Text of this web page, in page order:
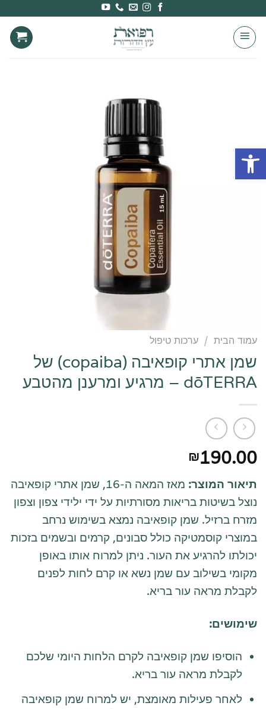
פתח סרגל נגישות
content
עמוד הבית / ערכות טיפול
שמן אתרי קופאיבה (copaiba) של
dōTERRA – מרגיע ומרענן מהטבע
₪190.00
תיאור המוצר:
מאז המאה ה-16, שמן אתרי קופאיבה
נוצל בשיטות בריאות מסורתיות על ידי ילידי צפון וצפון
מזרח ברזיל. שמן קופאיבה נמצא בשימוש נרחב
במוצרי קוסמטיקה כולל סבונים, קרמים ובשמים בזכות
יכולתו להרגיע את העור. ניתן למרוח אותו באופן
מקומי בשילוב עם שמן נשא או קרם לחות לפנים
לקבלת מראה עור בריא.
שימושים:
הוסיפו שמן קופאיבה לקרם הלחות היומי שלכם
לקבלת מראה עור בריא.
לאחר פעילות מאומצת, יש למרוח שמן קופאיבה